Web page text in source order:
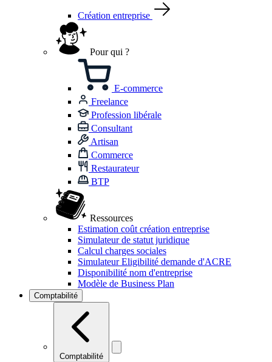
Création entreprise
Pour qui ?
E-commerce
Freelance
Profession libérale
Consultant
Artisan
Commerce
Restaurateur
BTP
Ressources
Estimation coût création entreprise
Simulateur de statut juridique
Calcul charges sociales
Simulateur Eligibilité demande d'ACRE
Disponibilité nom d'entreprise
Modèle de Business Plan
Comptabilité
Comptabilité